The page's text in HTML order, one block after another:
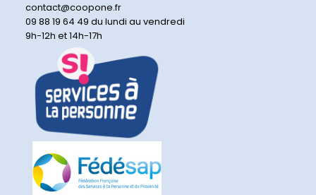
contact@coopone.fr
09 88 19 64 49 du lundi au vendredi
9h-12h et 14h-17h